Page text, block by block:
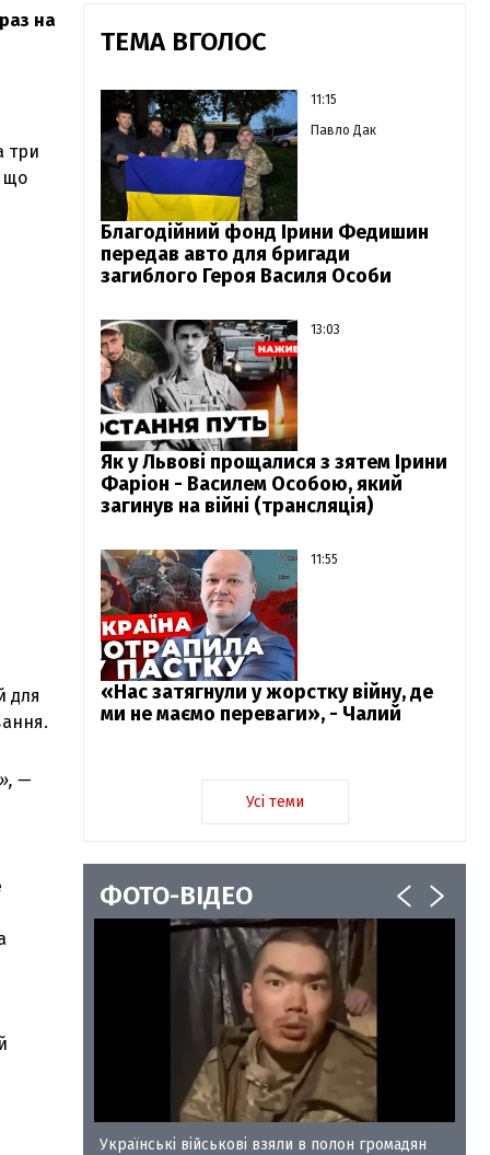
на
три
що
для
—
ТЕМА ВГОЛОС
11:15
Павло Дак
Благодійний фонд Ірини Федишин
передав авто для бригади
загиблого Героя Василя Особи
13:03
Як у Львові прощалися з зятем Ірини
Фаріон - Василем Особою, який
загинув на війні (трансляція)
11:55
«Нас затягнули у жорстку війну, де
ми не маємо переваги», - Чалий
Усі теми
ФОТО-ВІДЕО
Українські військові взяли в полон громадян